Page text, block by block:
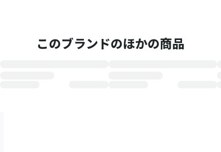
このブランドのほかの商品